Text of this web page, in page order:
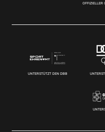
OFFIZIELLER
UNTERSTÜTZT DEN DBB